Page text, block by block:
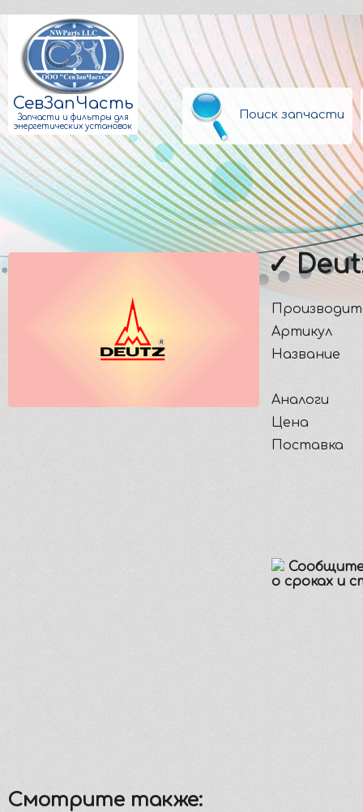
СевЗапЧасть
Запчасти и фильтры для
энергетических установок
Поиск запчасти
✓
Артикул
Название
Аналоги
Цена
Поставка
о сроках и
Смотрите также: